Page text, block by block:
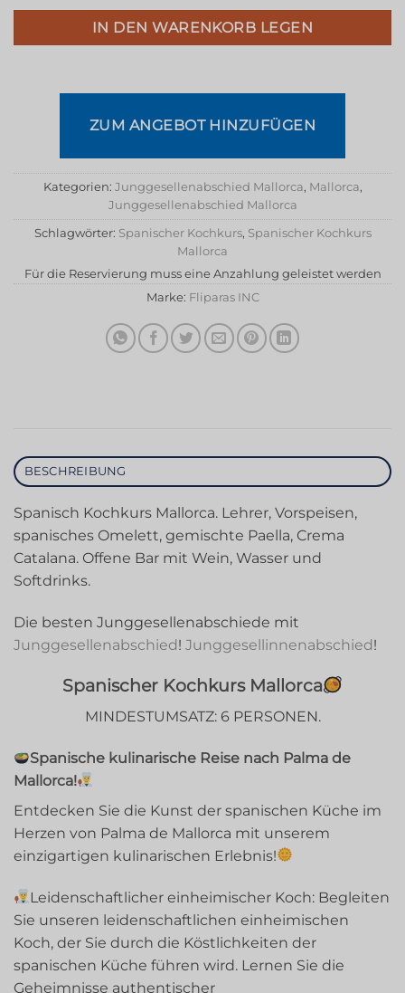
IN DEN WARENKORB LEGEN
ZUM ANGEBOT HINZUFÜGEN
Kategorien: Junggesellenabschied Mallorca, Mallorca,
Junggesellenabschied Mallorca
Schlagwörter: Spanischer Kochkurs, Spanischer Kochkurs
Mallorca
Für die Reservierung muss eine Anzahlung geleistet werden
Marke: Fliparas INC
BESCHREIBUNG
Spanisch Kochkurs Mallorca. Lehrer, Vorspeisen,
spanisches Omelett, gemischte Paella, Crema
Catalana. Offene Bar mit Wein, Wasser und
Softdrinks.
Die besten Junggesellenabschiede mit
Junggesellenabschied! Junggesellinnenabschied!
Spanischer Kochkurs Mallorca
MINDESTUMSATZ: 6 PERSONEN.
Spanische kulinarische Reise nach Palma de
Mallorca!
Entdecken Sie die Kunst der spanischen Küche im
Herzen von Palma de Mallorca mit unserem
einzigartigen kulinarischen Erlebnis!
Leidenschaftlicher einheimischer Koch: Begleiten
Sie unseren leidenschaftlichen einheimischen
Koch, der Sie durch die Köstlichkeiten der
spanischen Küche führen wird. Lernen Sie die
Geheimnisse authentischer